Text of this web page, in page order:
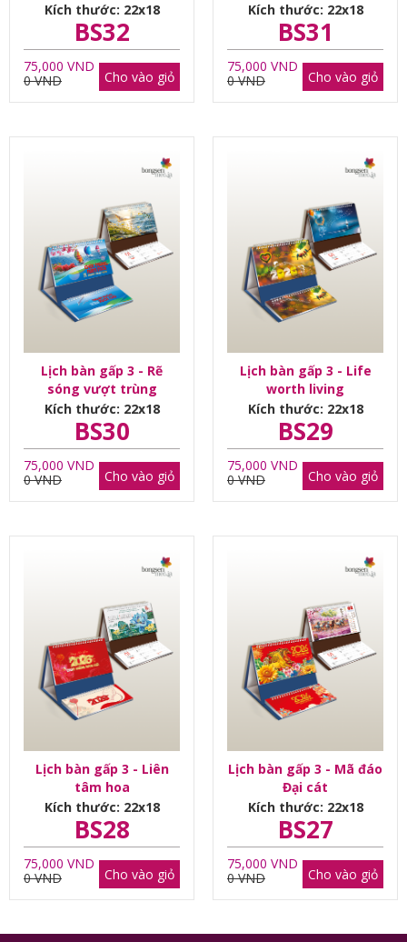
Kích thước: 22x18
BS32
75,000 VND
0 VND
Cho vào giỏ
Kích thước: 22x18
BS31
75,000 VND
0 VND
Cho vào giỏ
Lịch bàn gấp 3 - Rẽ
sóng vượt trùng
dương
Kích thước: 22x18
BS30
75,000 VND
0 VND
Cho vào giỏ
Lịch bàn gấp 3 - Life
worth living
Kích thước: 22x18
BS29
75,000 VND
0 VND
Cho vào giỏ
Lịch bàn gấp 3 - Liên
tâm hoa
Kích thước: 22x18
BS28
75,000 VND
0 VND
Cho vào giỏ
Lịch bàn gấp 3 - Mã đáo
Đại cát
Kích thước: 22x18
BS27
75,000 VND
0 VND
Cho vào giỏ